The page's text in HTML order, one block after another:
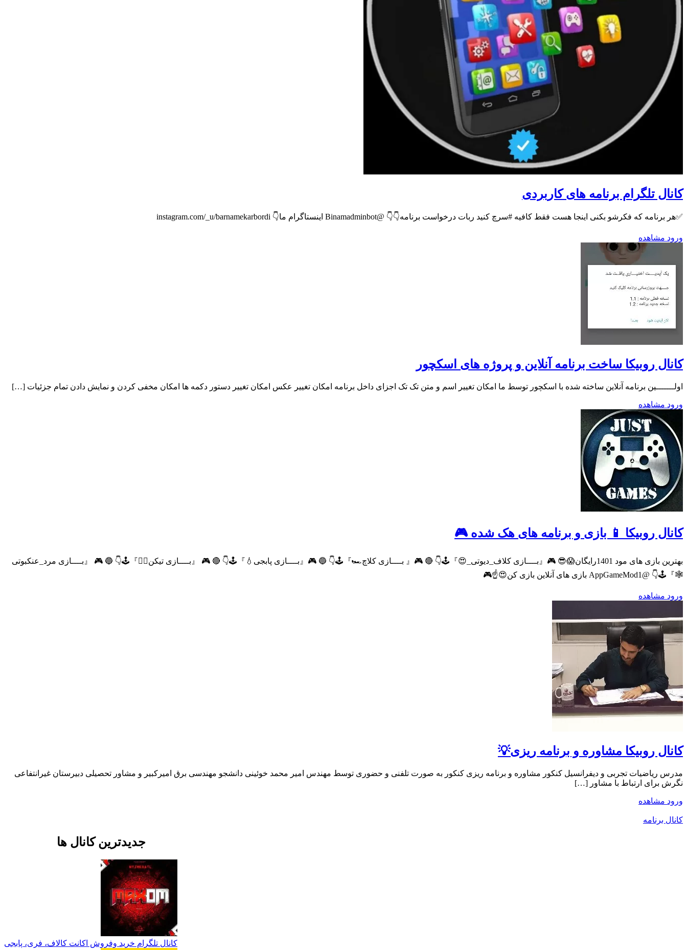
کانال تلگرام برنامه های کاربردی
✅هر برنامه که فکرشو بکنی اینجا هست فقط کافیه #سرچ کنید ربات درخواست برنامه👇👇 @Binamadminbot اینستاگرام ما👇 instagram.com/_u/barnamekarbordi
ورود مشاهده
کانال روبیکا ساخت برنامه آنلاین و پروژه های اسکچور
اولـــــــین برنامه آنلاین ساخته شده با اسکچور توسط ما امکان تغییر اسم و متن تک تک اجزای داخل برنامه امکان تغییر عکس امکان تغییر دستور دکمه ها امکان مخفی کردن و نمایش دادن تمام جزئیات […]
ورود مشاهده
کانال روبیکا 📱 بازی و برنامه های هک شده 🎮
بهترین بازی های مود 1401رایگان😱😎 🎮『بــــازی کلاف_دیوتی_😍』🕹👇 🔴 🎮『 بــــازی کلاچ🏎』🕹👇 🔵 🎮『بــــازی پابجی💧』🕹👇 🔴 🎮 『بــــازی تیکن🏃‍♂』🕹👇 🔵 🎮 『بــــازی مرد_عنکبوتی
🕸』🕹👇 @AppGameMod1 بازی های آنلاین بازی کن😍☝️🎮‌‌ ‌ ‌‌
ورود مشاهده
کانال روبیکا مشاوره و برنامه ریزی💡
مدرس ریاضیات تجربی و دیفرانسیل کنکور مشاوره و برنامه ریزی کنکور به صورت تلفنی و حضوری توسط مهندس امیر محمد خوئینی دانشجو مهندسی برق امیرکبیر و مشاور تحصیلی دبیرستان غیرانتفاعی
نگرش برای ارتباط با مشاور […]
ورود مشاهده
کانال برنامه
جدیدترین کانال ها
کانال تلگرام خرید وفروش اکانت کالاف، فری، پابجی